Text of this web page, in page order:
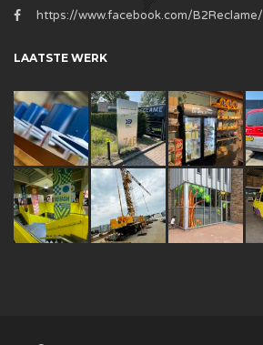
https://www.facebook.com/B2Reclame/
LAATSTE WERK